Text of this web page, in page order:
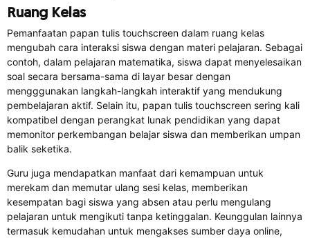
Ruang Kelas
Pemanfaatan papan tulis touchscreen dalam ruang kelas
mengubah cara interaksi siswa dengan materi pelajaran. Sebagai
contoh, dalam pelajaran matematika, siswa dapat menyelesaikan
soal secara bersama-sama di layar besar dengan
mengggunakan langkah-langkah interaktif yang mendukung
pembelajaran aktif. Selain itu, papan tulis touchscreen sering kali
kompatibel dengan perangkat lunak pendidikan yang dapat
memonitor perkembangan belajar siswa dan memberikan umpan
balik seketika.
Guru juga mendapatkan manfaat dari kemampuan untuk
merekam dan memutar ulang sesi kelas, memberikan
kesempatan bagi siswa yang absen atau perlu mengulang
pelajaran untuk mengikuti tanpa ketinggalan. Keunggulan lainnya
termasuk kemudahan untuk mengakses sumber daya online,